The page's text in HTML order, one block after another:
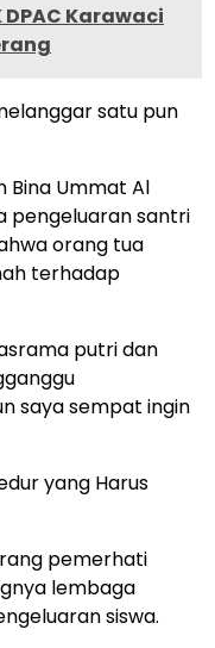
DPAC Karawaci
satu pun
Bina Ummat Al
pengeluaran santri
orang tua
terhadap
putri dan
saya sempat ingin
yang Harus
pemerhati
lembaga
siswa.